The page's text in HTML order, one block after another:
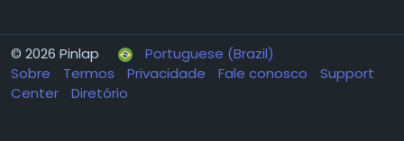
© 2026 Pinlap
Portuguese (Brazil)
Sobre
Termos Privacidade Fale conosco
Support
Center
Diretório